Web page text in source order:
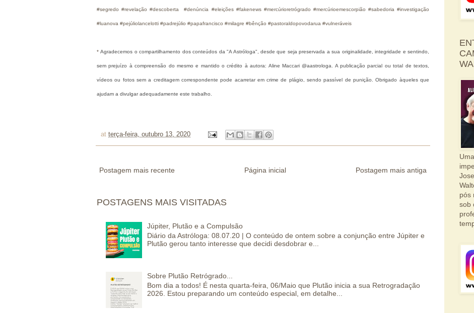
#segredo #revelação #descoberta #denúncia #eleições #fakenews #mercúrioretrógrado #mercúrioemescorpião #sabedoria #investigação
#luanova #pejúliolancelotti #padrejúlio #papafrancisco #milagre #bênção #pastoraldopovodarua #vulneráveis
* Agradecemos o compartilhamento dos conteúdos da "A Astróloga", desde que seja preservada a sua originalidade, integridade e sentindo,
sem prejuízo à compreensão do mesmo e mantido o crédito à autora: Aline Maccari @aastrologa. A publicação parcial ou total de textos,
vídeos ou fotos sem a creditagem correspondente pode acarretar em crime de plágio, sendo passível de punição. Obrigado àqueles que
ajudam a divulgar adequadamente este trabalho.
at terça-feira, outubro 13, 2020
Postagem mais recente Postagem mais antiga
Página inicial
POSTAGENS MAIS VISITADAS
Júpiter, Plutão e a Compulsão
Diário da Astróloga: 08.07.20 | O conteúdo de ontem sobre a conjunção entre Júpiter e
Plutão gerou tanto interesse que decidi desdobrar e...
Sobre Plutão Retrógrado...
Bom dia a todos! É nesta quarta-feira, 06/Maio que Plutão inicia a sua Retrogradação
2026. Estou preparando um conteúdo especial, em detalhe...
pós
sob